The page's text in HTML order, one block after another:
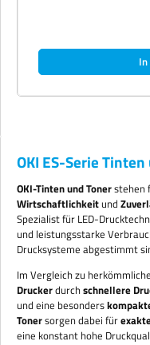
OKI ES-Serie
OKI-Tinten und Tonerstehen
Wirtschaftlichkeitund
Spezialist für LED-
und leistungsstarke
Drucksysteme abgestimmt
Im Vergleich zu
Druckerdurchschnellere
und eine besonders
Tonersorgen dabei für
eine konstant hohe